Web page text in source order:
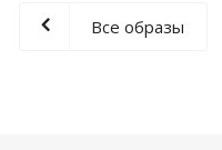
Все образы